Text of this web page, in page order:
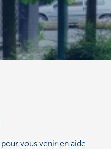
vous venir en aide